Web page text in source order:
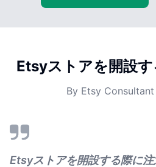
Etsyストアを開設
By Etsy Consultant
Etsyストアを開設する際に